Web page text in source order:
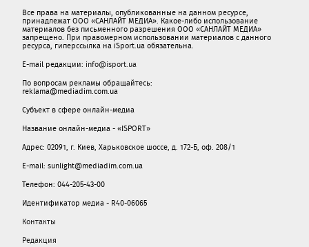
Все права на материалы, опубликованные на данном ресурсе,
принадлежат ООО «САНЛАЙТ МЕДИА». Какое-либо использование
материалов без письменного разрешения ООО «САНЛАЙТ МЕДИА»
запрещено. При правомерном использовании материалов с данного
ресурса, гиперссылка на iSport.ua обязательна.
E-mail редакции: info@isport.ua
По вопросам рекламы обращайтесь:
reklama@mediadim.com.ua
Субъект в сфере онлайн-медиа
Название онлайн-медиа - «ISPORT»
Адрес: 02091, г. Киев, Харьковское шоссе, д. 172-Б, оф. 208/1
E-mail: sunlight@mediadim.com.ua
Телефон: 044-205-43-00
Идентификатор медиа - R40-06065
Контакты
Редакция